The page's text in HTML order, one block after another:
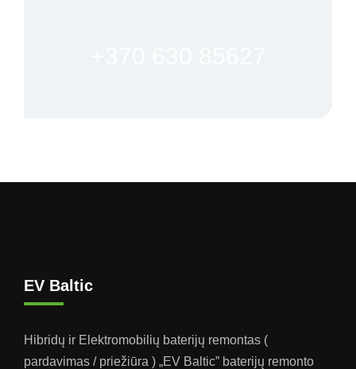
EV Baltic
Hibridų ir Elektromobilių baterijų remontas (
pardavimas / priežiūra ) „EV Baltic” baterijų remonto